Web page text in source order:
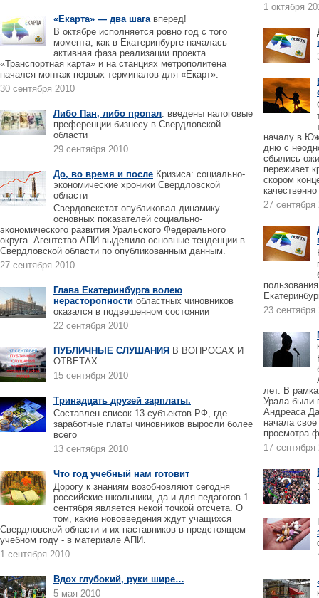
«Екарта» — два шагавперед!
В октябре исполняется ровно год с того
момента, как в Екатеринбурге началась
активная фаза реализации проекта
«Транспортная карта» и на станциях метрополитена
начался монтаж первых терминалов для «Екарт».
30 сентября 2010
Либо Пан, либо пропал: введены налоговые
преференции бизнесу в Свердловской
области
29 сентября 2010
До, во время и после Кризиса: социально-
экономические хроники Свердловской
области
Свердовскстат опубликовал динамику
основных показателей социально-
экономического развития Уральского Федерального
округа. Агентство АПИ выделило основные тенденции в
Свердловской области по опубликованным данным.
27 сентября 2010
Глава Екатеринбурга волею
нерасторопности областных чиновников
оказался в подвешенном состоянии
22 сентября 2010
ПУБЛИЧНЫЕ СЛУШАНИЯ В ВОПРОСАХ И
ОТВЕТАХ
15 сентября 2010
Тринадцать друзей зарплаты.
Составлен список 13 субъектов РФ, где
заработные платы чиновников выросли более
всего
13 сентября 2010
Что год учебный нам готовит
Дорогу к знаниям возобновляют сегодня
российские школьники, да и для педагогов 1
сентября является некой точкой отсчета. О
том, какие нововведения ждут учащихся
Свердловской области и их наставников в предстоящем
учебном году - в материале АПИ.
1 сентября 2010
Вдох глубокий, руки шире…
5 мая 2010
1 октября
началу в
дню с
сбылись
переживет
скором
27 сентября
23 сентября
лет. В
Урала были
Андреаса
начала
просмотра
17 сентября